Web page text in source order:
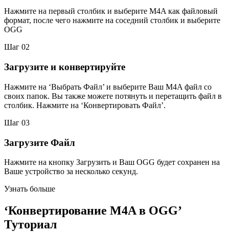
Нажмите на первый столбик и выберите M4A как файловый
формат, после чего нажмите на соседний столбик и выберите
OGG
Шаг 02
Загрузите и конвертируйте
Нажмите на ‘Выбрать Файл’ и выберите Ваш M4A файл со
своих папок. Вы также можете потянуть и перетащить файл в
столбик. Нажмите на ‘Конвертировать Файл’.
Шаг 03
Загрузите Файл
Нажмите на кнопку Загрузить и Ваш OGG будет сохранен на
Ваше устройство за несколько секунд.
Узнать больше
‘Конвертирование M4A в OGG’
Туториал